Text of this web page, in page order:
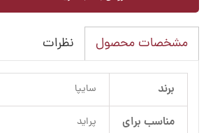
مشخصات محصول نظرات
برند سایپا
مناسب برای پراید